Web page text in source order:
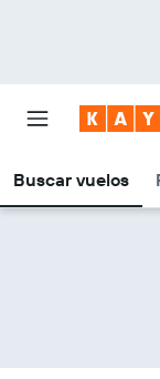
Buscar vuelos